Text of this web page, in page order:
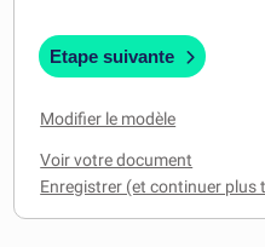
Etape suivante
Modifier le modèle
Voir votre document